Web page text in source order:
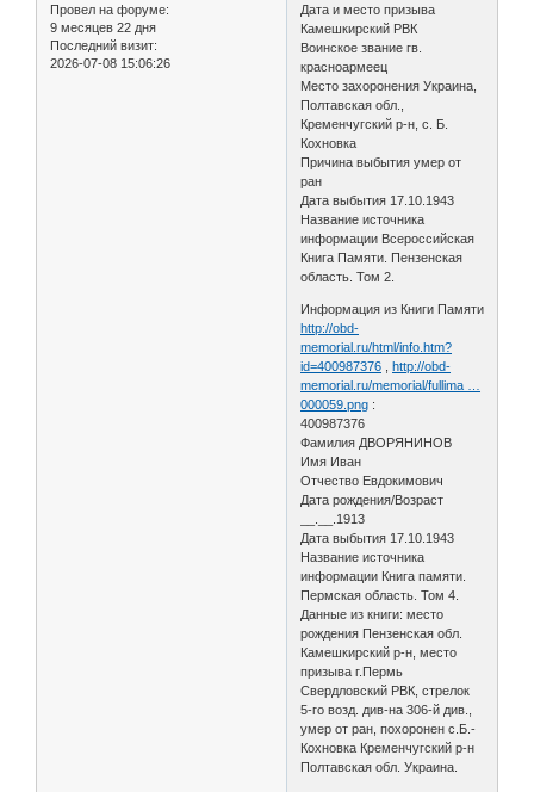
Провел на форуме:
9 месяцев 22 дня
Последний визит:
2026-07-08 15:06:26
Дата и место призыва
Камешкирский РВК
Воинское звание гв.
красноармеец
Место захоронения Украина,
Полтавская обл.,
Кременчугский р-н, с. Б.
Кохновка
Причина выбытия умер от
ран
Дата выбытия 17.10.1943
Название источника
информации Всероссийская
Книга Памяти. Пензенская
область. Том 2.
Информация из Книги Памяти
http://obd-
memorial.ru/html/info.htm?
id=400987376 ,http://obd-
memorial.ru/memorial/fullima …
000059.png :
400987376
Фамилия ДВОРЯНИНОВ
Имя Иван
Отчество Евдокимович
Дата рождения/Возраст
__.__.1913
Дата выбытия 17.10.1943
Название источника
информации Книга памяти.
Пермская область. Том 4.
Данные из книги: место
рождения Пензенская обл.
Камешкирский р-н, место
призыва г.Пермь
Свердловский РВК, стрелок
5-го возд. див-на 306-й див.,
умер от ран, похоронен с.Б.-
Кохновка Кременчугский р-н
Полтавская обл. Украина.